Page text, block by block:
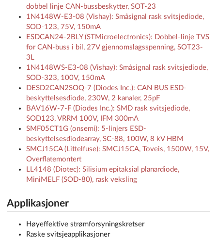
dobbel linje CAN-bussbeskytter, SOT-23
1N4148W-E3-08 (Vishay): Småsignal rask svitsjediode,
SOD-123, 75V, 150mA
ESDCAN24-2BLY (STMicroelectronics): Dobbel-linje TVS
for CAN-buss i bil, 27V gjennomslagsspenning, SOT23-
3L
1N4148WS-E3-08 (Vishay): Småsignal rask svitsjediode,
SOD-323, 100V, 150mA
DESD2CAN2SOQ-7 (Diodes Inc.): CAN BUS ESD-
beskyttelsesdiode, 230W, 2 kanaler, 25pF
BAV16W-7-F (Diodes Inc.): SMD rask svitsjediode,
SOD123, VRRM 100V, IFM 300mA
SMF05CT1G (onsemi): 5-linjers ESD-
beskyttelsesdiodearray, SC-88, 100W, 8 kV HBM
SMCJ15CA (Littelfuse): SMCJ15CA, Toveis, 1500W, 15V,
Overflatemontert
LL4148 (Diotec): Silisium epitaksial planardiode,
MiniMELF (SOD-80), rask veksling
Applikasjoner
Høyeffektive strømforsyningskretser
Raske svitsjeapplikasjoner